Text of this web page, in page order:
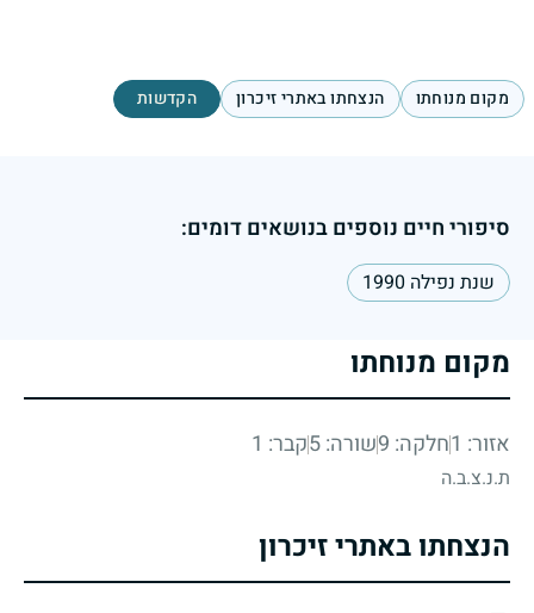
מקום מנוחתו הנצחתו באתרי זיכרון הקדשות
סיפורי חיים נוספים בנושאים דומים:
שנת נפילה 1990
מקום מנוחתו
אזור: 1 חלקה: 9 שורה: 5 קבר: 1
ת.נ.צ.ב.ה
הנצחתו באתרי זיכרון